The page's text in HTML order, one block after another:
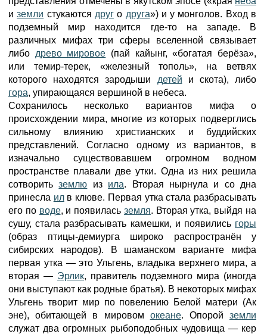
иземли стукаются друго друга») и у монголов. Вход в
подземный мир находится где-то на западе. В
различных мифах три сферы вселенной связывает
либо древо мировое (пай кайынг, «богатая берёза»,
или темир-терек, «железный тополь», на ветвях
которого находятся зародыши детей и скота), либо
гора, упирающаяся вершиной в небеса.
Сохранилось несколько вариантов мифа о
происхождении мира, многие из которых подверглись
сильному влиянию христианских и буддийских
представлений. Согласно одному из вариантов, в
изначально существовавшем огромном водном
пространстве плавали две утки. Одна из них решила
сотворитьземлю из ила. Вторая нырнула и со дна
принесла илв клюве. Первая утка стала разбрасывать
его по воде, и появилась земля. Вторая утка, выйдя на
сушу, стала разбрасывать камешки, и появились горы
(образ птицы-демиурга широко распространён у
сибирских народов). В шаманском варианте мифа
первая утка — это Ульгень, владыка верхнего мира, а
вторая — Эрлик, правитель подземного мира (иногда
они выступают как родные братья). В некоторых мифах
Ульгень творит мир по повелению Белой матери (Ак
эне), обитающей в мировом океане. Опоройземли
служат два огромных рыбоподобных чудовища — кер